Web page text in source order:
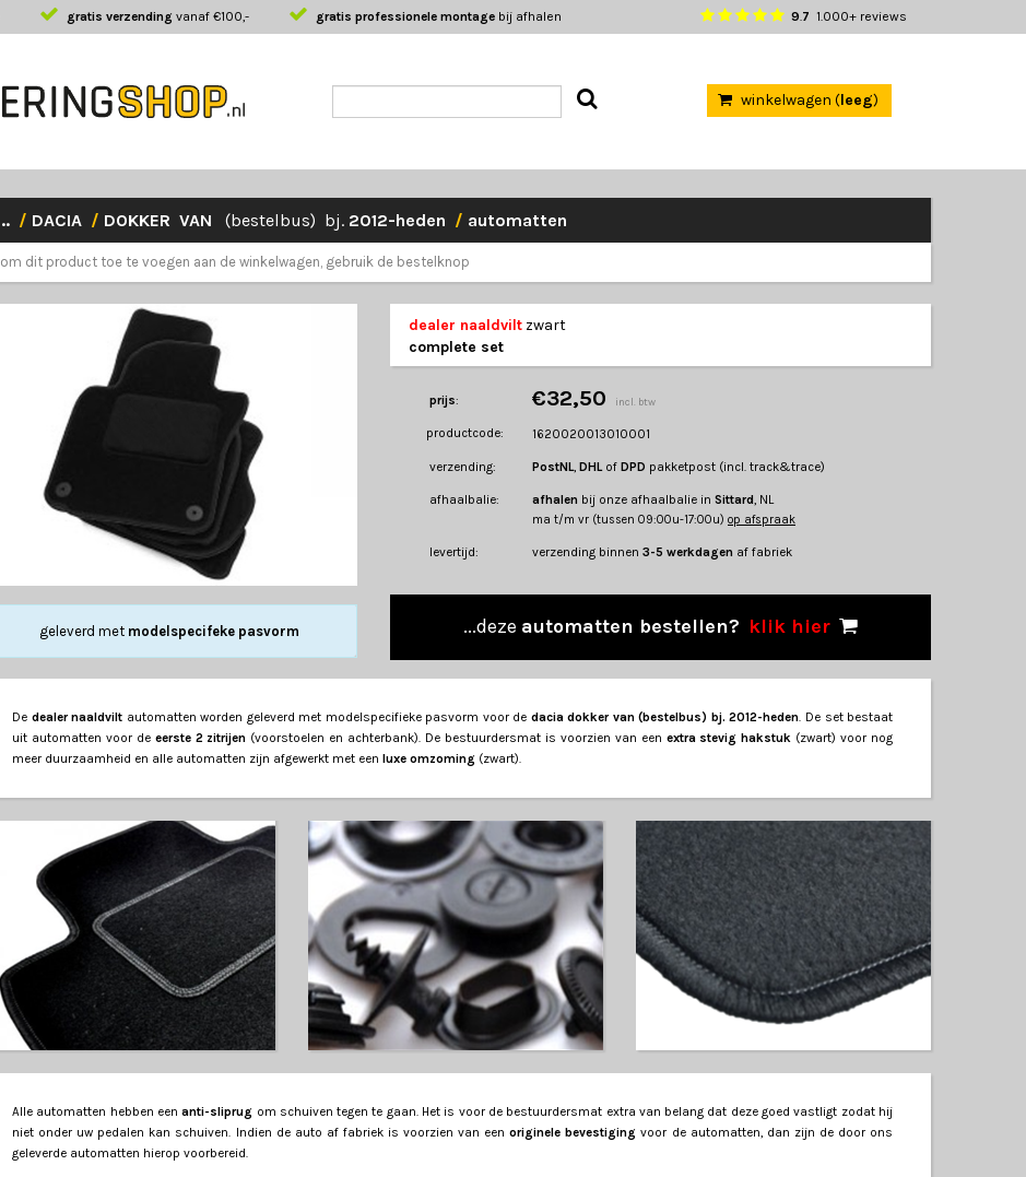
gratis verzending vanaf €100,- gratis professionele montage bij afhalen 9.7 1.000+ reviews
winkelwagen (leeg)
.. / DACIA / DOKKER VAN (bestelbus) bj. 2012-heden / automatten
om dit product toe te voegen aan de winkelwagen, gebruik de bestelknop
geleverd met modelspecifeke pasvorm
dealer naaldvilt zwart
complete set
prijs: €32,50 incl. btw
productcode: 1620020013010001
verzending: PostNL, DHLof DPD pakketpost (incl. track&trace)
afhaalbalie: afhalen bij onze afhaalbalie in Sittard, NL
ma t/m vr (tussen 09:00u-17:00u) op afspraak
levertijd: verzending binnen 3-5 werkdagen af fabriek
...deze automatten bestellen? klik hier
De dealer naaldvilt automatten worden geleverd met modelspecifieke pasvorm voor de dacia dokker van (bestelbus) bj. 2012-heden. De set bestaat
uit automatten voor de eerste 2 zitrijen (voorstoelen en achterbank). De bestuurdersmat is voorzien van een extra stevig hakstuk (zwart) voor nog
meer duurzaamheid en alle automatten zijn afgewerkt met een luxe omzoming (zwart).
Alle automatten hebben eenanti-sliprug om schuiven tegen te gaan. Het is voor de bestuurdersmat extra van belang dat deze goed vastligt zodat hij
niet onder uw pedalen kan schuiven. Indien de auto af fabriek is voorzien van eenoriginele bevestiging voor de automatten, dan zijn de door ons
geleverde automatten hierop voorbereid.